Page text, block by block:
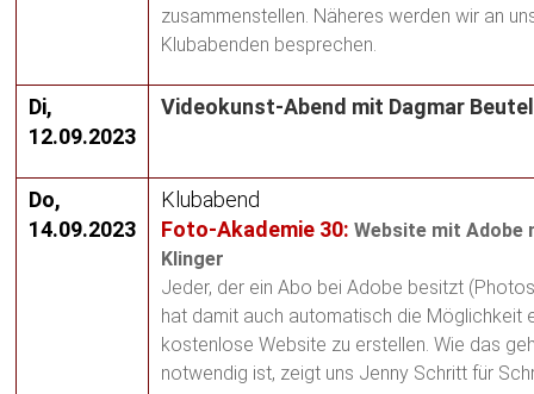
zusammenstellen. Näheres werden wir an
Klubabenden besprechen.
Di,
12.09.2023
Videokunst-Abend mit Dagmar
Do,
14.09.2023
Klubabend
Foto-Akademie 30:Website mit Adobe
Klinger
Jeder, der ein Abo bei Adobe besitzt
hat damit auch automatisch die Möglichkeit
kostenlose Website zu erstellen. Wie das
notwendig ist, zeigt uns Jenny Schritt für